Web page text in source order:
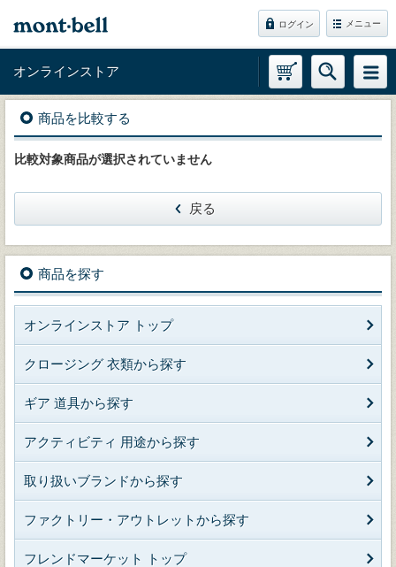
ログイン メニュー
オンラインストア
商品を比較する
比較対象商品が選択されていません
戻る
商品を探す
オンラインストア トップ
クロージング 衣類から探す
ギア 道具から探す
アクティビティ 用途から探す
取り扱いブランドから探す
ファクトリー・アウトレットから探す
フレンドマーケット トップ